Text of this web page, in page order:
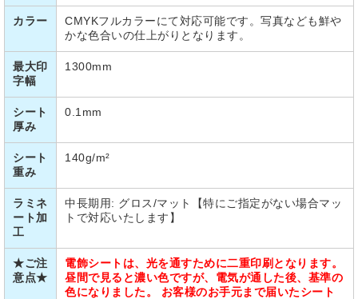
カラー
CMYKフルカラーにて対応可能です。写真なども鮮や
かな色合いの仕上がりとなります。
最大印
字幅
1300mm
シート
厚み
0.1mm
シート
重み
140g/m²
ラミネ
ート加
工
中長期用: グロス/マット【特にご指定がない場合マッ
トで対応いたします】
★ご注
意点★
電飾シートは、光を通すために二重印刷となります。
昼間で見ると濃い色ですが、電気が通した後、基準の
色になりました。 お客様のお手元まで届いたシート